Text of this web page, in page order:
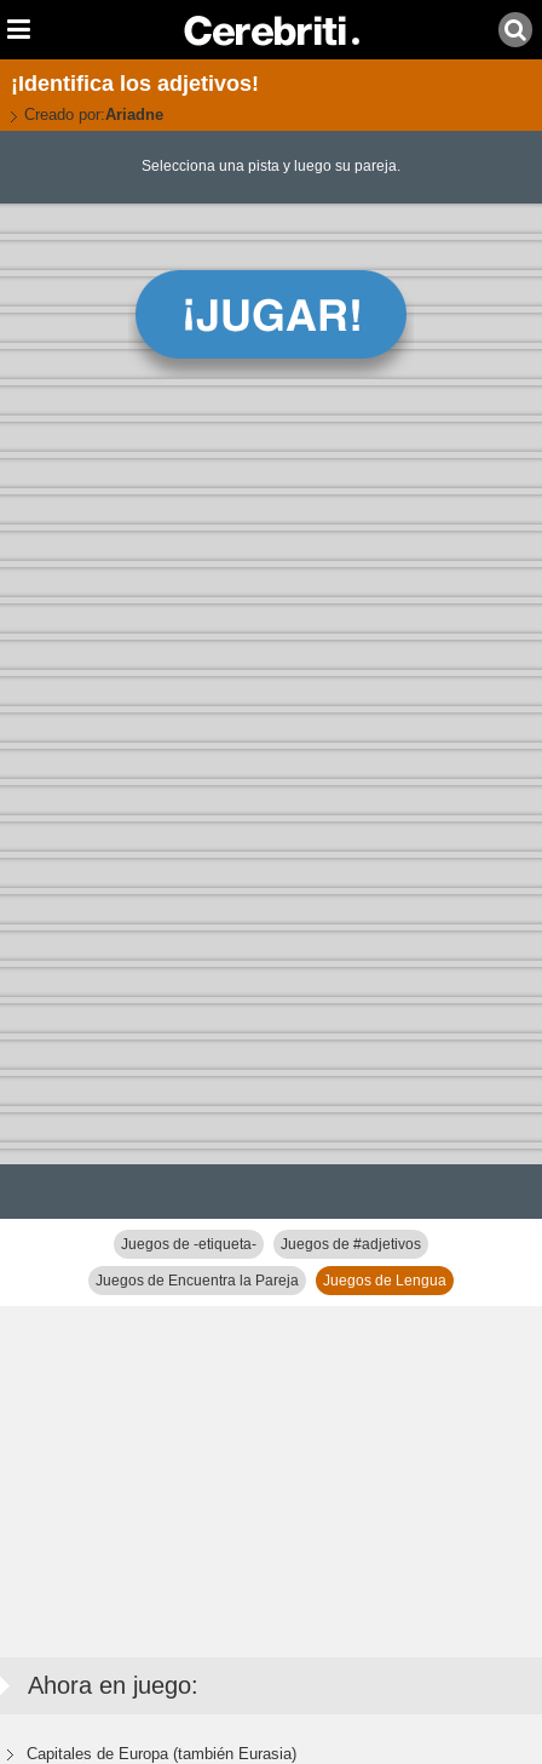
¡Identifica los adjetivos!
Creado por:Ariadne
Selecciona una pista y luego su pareja.
Juegos de -etiqueta- Juegos de #adjetivos
Juegos de Encuentra la Pareja Juegos de Lengua
Ahora en juego:
Capitales de Europa (también Eurasia)